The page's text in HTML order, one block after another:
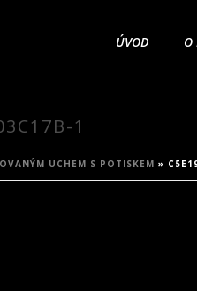
ÚVOD O
1
UCHEM S POTISKEM »